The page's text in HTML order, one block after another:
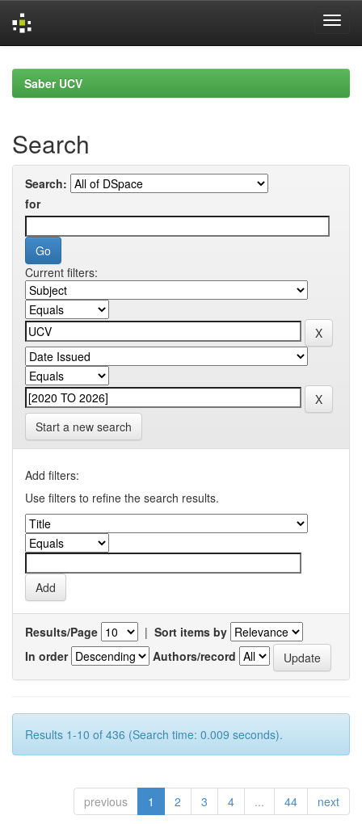
navigationSaber UCV
Search
Search:
for
Current filters:
Start a new search
Add filters:
Use filters to refine the search results.
Results/Page | Sort items by
In order
Authors/record
Results 1-10 of 436 (Search time: 0.009 seconds).
previous 1 2 3 4 ... 44 next